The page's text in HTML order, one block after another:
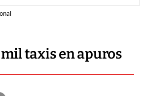
mil taxis en apuros